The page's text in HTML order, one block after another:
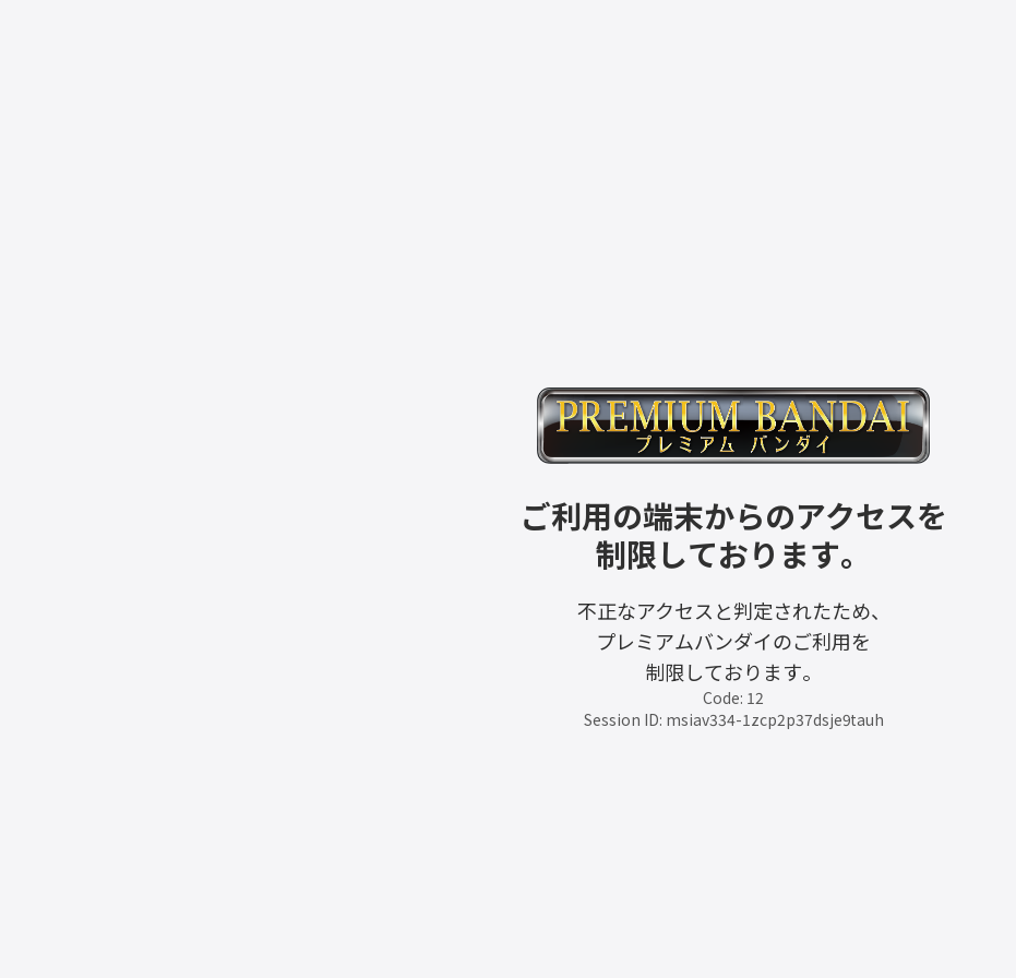
ご利用の端末からのアクセスを
制限しております。
不正なアクセスと判定されたため、
プレミアムバンダイのご利用を
制限しております。
Code: 12
Session ID: msiav334-1zcp2p37dsje9tauh